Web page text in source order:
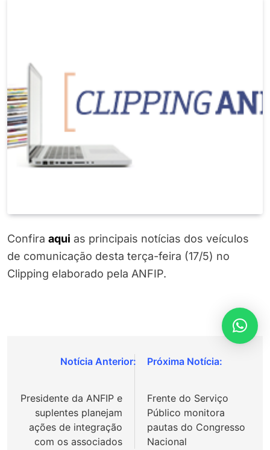
Confira aqui as principais notícias dos veículos
de comunicação desta terça-feira (17/5) no
Clipping elaborado pela ANFIP.
Navegação
Post
Presidente da ANFIP e
suplentes planejam
ações de integração
com os associados
Frente do Serviço
Público monitora
pautas do Congresso
Nacional